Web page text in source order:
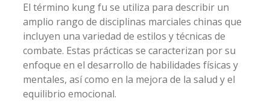
El término kung fu se utiliza para describir un
amplio rango de disciplinas marciales chinas que
incluyen una variedad de estilos y técnicas de
combate. Estas prácticas se caracterizan por su
enfoque en el desarrollo de habilidades físicas y
mentales, así como en la mejora de la salud y el
equilibrio emocional.